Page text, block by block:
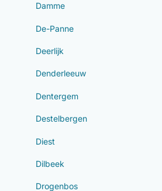
Damme
De-Panne
Deerlijk
Denderleeuw
Dentergem
Destelbergen
Diest
Dilbeek
Drogenbos